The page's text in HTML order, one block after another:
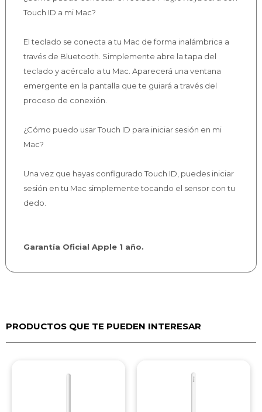
Touch ID a mi Mac?
El teclado se conecta a tu Mac de forma inalámbrica a
través de Bluetooth. Simplemente abre la tapa del
teclado y acércalo a tu Mac. Aparecerá una ventana
emergente en la pantalla que te guiará a través del
proceso de conexión.
¿Cómo puedo usar Touch ID para iniciar sesión en mi
Mac?
Una vez que hayas configurado Touch ID, puedes iniciar
sesión en tu Mac simplemente tocando el sensor con tu
dedo.
Garantía Oficial Apple 1 año.
PRODUCTOS QUE TE PUEDEN INTERESAR